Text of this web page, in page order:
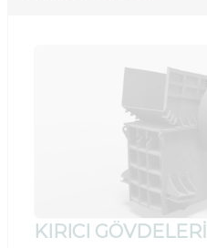
KIRICI GÖVDELERİ